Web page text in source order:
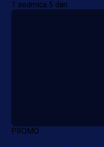
1 sedmica 5 dan
PROMO